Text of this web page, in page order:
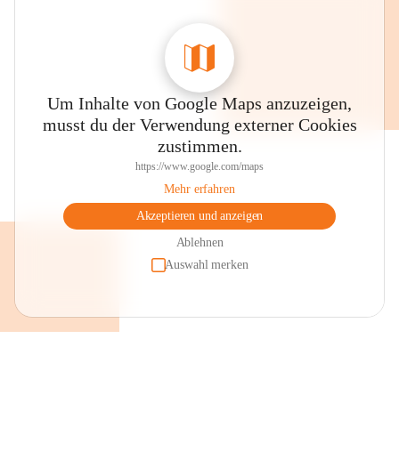
Um Inhalte von Google Maps anzuzeigen,
musst du der Verwendung externer Cookies
zustimmen.
https://www.google.com/maps
Mehr erfahren
Akzeptieren und anzeigen
Ablehnen
Auswahl merken